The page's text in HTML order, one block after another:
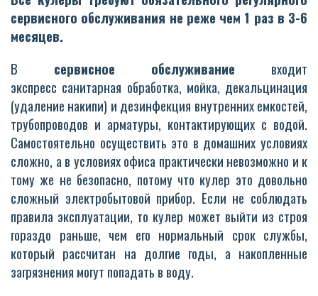
сервисного обслуживания не реже чем 1 раз в 3-6
месяцев.
В сервисное обслуживание входит
экспресс санитарная обработка, мойка, декальцинация
(удаление накипи) и дезинфекция внутренних емкостей,
трубопроводов и арматуры, контактирующих с водой.
Самостоятельно осуществить это в домашних условиях
сложно, а в условиях офиса практически невозможно и к
тому же не безопасно, потому что кулер это довольно
сложный электробытовой прибор. Если не соблюдать
правила эксплуатации, то кулер может выйти из строя
гораздо раньше, чем его нормальный срок службы,
который рассчитан на долгие годы, а накопленные
загрязнения могут попадать в воду.